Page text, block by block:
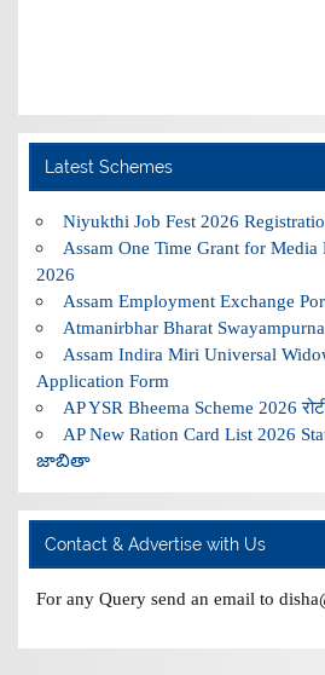
Latest Schemes
Niyukthi Job Fest 2026
Assam One Time Grant for Media
2026
Assam Employment Exchange
Atmanirbhar Bharat
Assam Indira Miri Universal
Application Form
AP YSR Bheema Scheme 2026
AP New Ration Card List 2026
జాబితా
Contact & Advertise with Us
For any Query send an email to